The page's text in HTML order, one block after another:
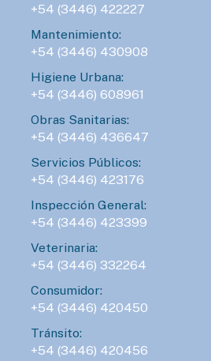
+54 (3446) 422227
Mantenimiento:
+54 (3446) 430908
Higiene Urbana:
+54 (3446) 608961
Obras Sanitarias:
+54 (3446) 436647
Servicios Públicos:
+54 (3446) 423176
Inspección General:
+54 (3446) 423399
Veterinaria:
+54 (3446) 332264
Consumidor:
+54 (3446) 420450
Tránsito:
+54 (3446) 420456